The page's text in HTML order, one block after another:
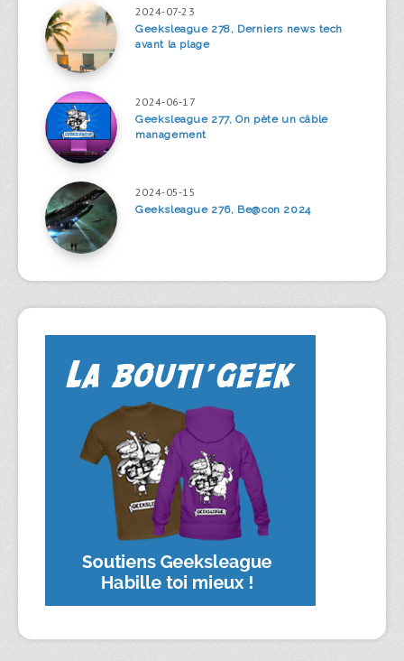
2024-07-23
Geeksleague 278, Derniers news tech
avant la plage
2024-06-17
Geeksleague 277, On pète un câble
management
2024-05-15
Geeksleague 276, Be@con 2024